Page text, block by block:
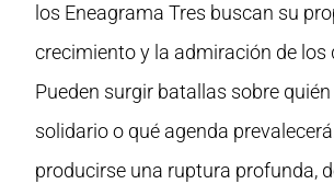
los Eneagrama Tres buscan su
crecimiento y la admiración de los
Pueden surgir batallas sobre
solidario o qué agenda
producirse una ruptura profunda,